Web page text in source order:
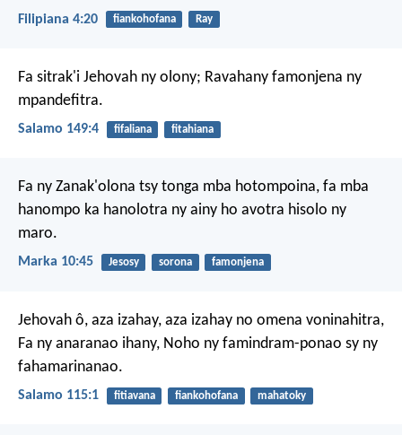
Filipiana 4:20 fiankohofana Ray
Fa sitrak'i Jehovah ny olony; Ravahany famonjena ny
mpandefitra.
Salamo 149:4 fifaliana fitahiana
Fa ny Zanak'olona tsy tonga mba hotompoina, fa mba
hanompo ka hanolotra ny ainy ho avotra hisolo ny
maro.
Marka 10:45 Jesosy sorona famonjena
Jehovah ô, aza izahay, aza izahay no omena voninahitra,
Fa ny anaranao ihany, Noho ny famindram-ponao sy ny
fahamarinanao.
Salamo 115:1 fitiavana fiankohofana mahatoky